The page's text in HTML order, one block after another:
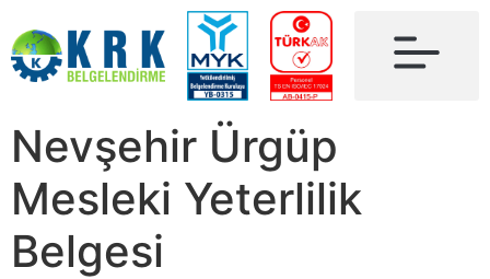
Nevşehir Ürgüp
Mesleki Yeterlilik
Belgesi